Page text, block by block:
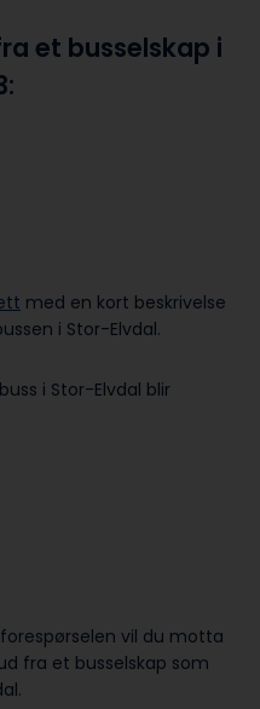
et busselskap i
med en kort beskrivelse
i Stor-Elvdal.
i Stor-Elvdal blir
vil du motta
fra et busselskap som